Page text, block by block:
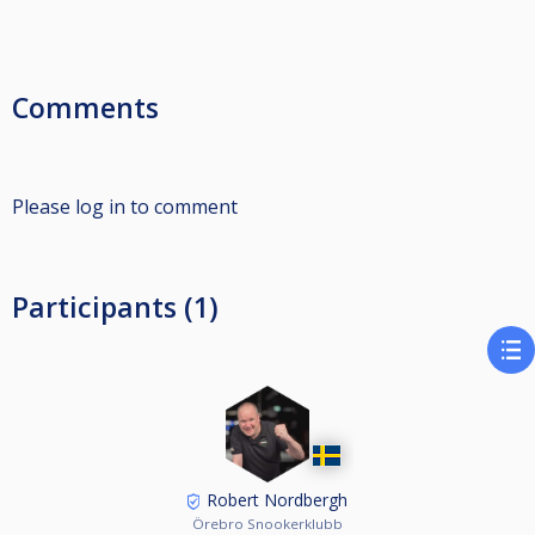
Comments
Please log in to comment
Participants (1)
Robert Nordbergh
Örebro Snookerklubb